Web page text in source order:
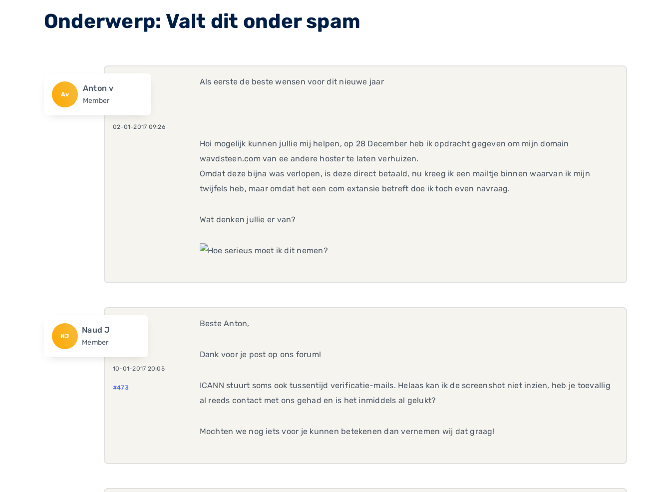
Onderwerp: Valt dit onder spam
Av
Anton v
Member
02-01-2017 09:26
Als eerste de beste wensen voor dit nieuwe jaar
Hoi mogelijk kunnen jullie mij helpen, op 28 December heb ik opdracht gegeven om mijn domain
wavdsteen.com van ee andere hoster te laten verhuizen.
Omdat deze bijna was verlopen, is deze direct betaald, nu kreeg ik een mailtje binnen waarvan ik mijn
twijfels heb, maar omdat het een com extansie betreft doe ik toch even navraag.
Wat denken jullie er van?
NJ
Naud J
Member
10-01-2017 20:05
#473
Beste Anton,
Dank voor je post op ons forum!
ICANN stuurt soms ook tussentijd verificatie-mails. Helaas kan ik de screenshot niet inzien, heb je toevallig
al reeds contact met ons gehad en is het inmiddels al gelukt?
Mochten we nog iets voor je kunnen betekenen dan vernemen wij dat graag!